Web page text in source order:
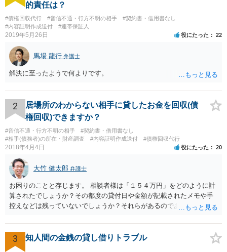
的責任は？
#債権回収代行 #音信不通・行方不明の相手
#契約書・借用書なし
#内容証明作成送付
#連帯保証人
2019年5月26日 役にたった 22
馬場 龍行 弁護士
解決に至ったようで何よりです。
2
居場所のわからない相手に貸したお金を回収(債
権回収)できますか？
#音信不通・行方不明の相手
#契約書・借用書なし
#相手(債務者)の所在・財産調査
#内容証明作成送付 #債権回収代行
2018年4月4日 役にたった 20
大竹 健太郎 弁護士
お困りのことと存じます。 相談者様は「１５４万円」をどのように計
算されたでしょうか？その都度の貸付日や金額が記載されたメモや手
控えなどは残っていないでしょうか？それらがあるのであればメール
です。 彼の住所については住民票上の住所であれば調査することは可
能です。 弁護士に依頼した際の費用にいては現在弁護士費用が自由化
されており法律事務所によって異なりますので、あくまで目安となり
3 知人間の金銭の貸し借りトラブル